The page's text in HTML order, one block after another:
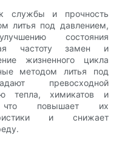
службы и прочность
литья под давлением,
состояния
частоту замен и
жизненного цикла
методом литья под
превосходной
тепла, химикатов и
что повышает их
и снижает